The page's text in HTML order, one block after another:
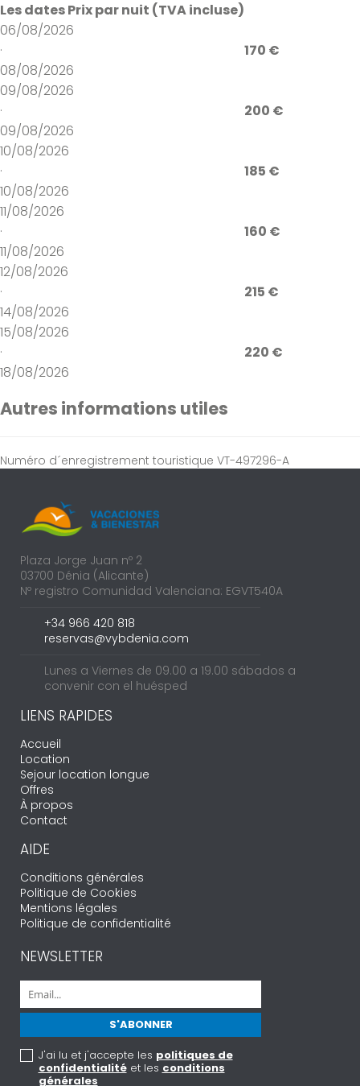
Les datesPrix par nuit (TVA incluse)
06/08/2026
·
08/08/2026
170 €
09/08/2026
·
09/08/2026
200 €
10/08/2026
·
10/08/2026
185 €
11/08/2026
·
11/08/2026
160 €
12/08/2026
·
14/08/2026
215 €
15/08/2026
·
18/08/2026
220 €
Autres informations utiles
Numéro d´enregistrement touristique VT-497296-A
Plaza Jorge Juan nº 2
03700 Dénia (Alicante)
Nº registro Comunidad Valenciana: EGVT540A
+34 966 420 818
reservas@vybdenia.com
Lunes a Viernes de 09.00 a 19.00 sábados a
convenir con el huésped
LIENS RAPIDES
Accueil
Location
Sejour location longue
Offres
À propos
Contact
AIDE
Conditions générales
Politique de Cookies
Mentions légales
Politique de confidentialité
NEWSLETTER
J'ai lu et j'accepte les politiques de
confidentialitéet les conditions
générales